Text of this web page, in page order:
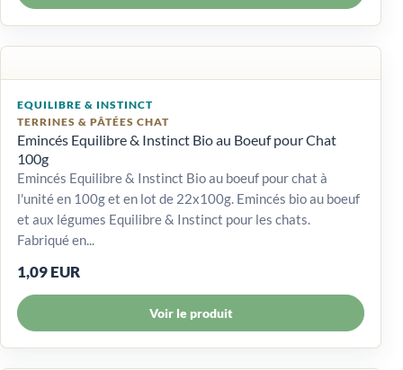
EQUILIBRE & INSTINCT
TERRINES & PÂTÉES CHAT
Emincés Equilibre & Instinct Bio au Boeuf pour Chat
100g
Emincés Equilibre & Instinct Bio au boeuf pour chat à
l'unité en 100g et en lot de 22x100g. Emincés bio au boeuf
et aux légumes Equilibre & Instinct pour les chats.
Fabriqué en...
1,09 EUR
Voir le produit